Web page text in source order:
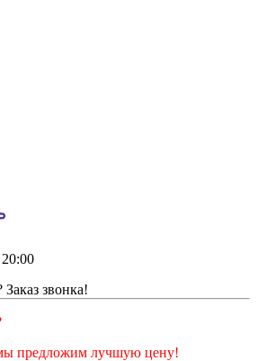
Заказ звонка!
предложим лучшую цену!